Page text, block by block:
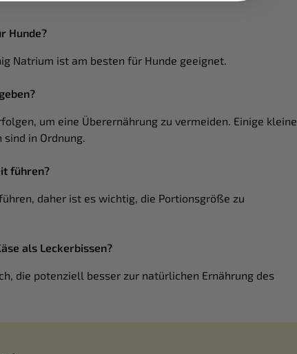
Hunde?
Natrium ist am besten für Hunde geeignet.
um eine Überernährung zu vermeiden. Einige kleine
in Ordnung.
führen?
daher ist es wichtig, die Portionsgröße zu
als Leckerbissen?
die potenziell besser zur natürlichen Ernährung des